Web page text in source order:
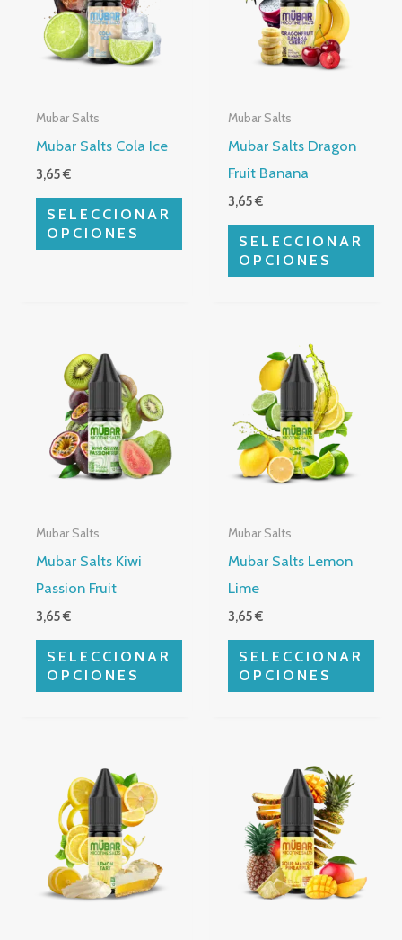
Mubar Salts
Mubar Salts Cola Ice
3,65€
SELECCIONAR
OPCIONES
múltiples
variantes.
se
pueden
elegir
en
Mubar Salts
Mubar Salts Dragon
Fruit Banana
3,65€
SELECCIONAR
OPCIONES
múltiples
variantes.
se
pueden
elegir
en
página
Mubar Salts
Mubar Salts Kiwi
Passion Fruit
3,65€
SELECCIONAR
OPCIONES
producto
múltiples
variantes.
se
pueden
elegir
en
página
Mubar Salts
Mubar Salts Lemon
Lime
3,65€
SELECCIONAR
OPCIONES
producto
tiene
múltiples
variantes.
se
pueden
elegir
en
página
producto
tiene
múltiples
variantes.
Las
producto
tiene
múltiples
variantes.